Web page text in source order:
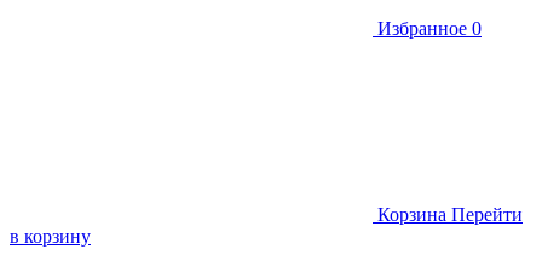
Избранное 0
Корзина Перейти
в корзину